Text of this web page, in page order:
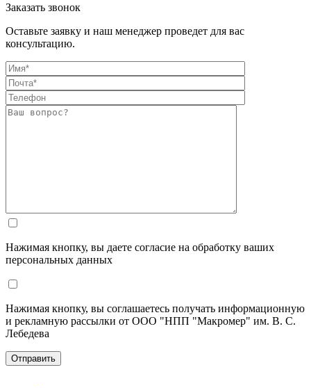
Заказать звонок
Оставьте заявку и наш менеджер проведет для вас
консультацию.
Нажимая кнопку, вы даете согласие на обработку ваших
персональных данных
Нажимая кнопку, вы соглашаетесь получать информационную
и рекламную рассылки от ООО "НПП "Макромер" им. В. С.
Лебедева